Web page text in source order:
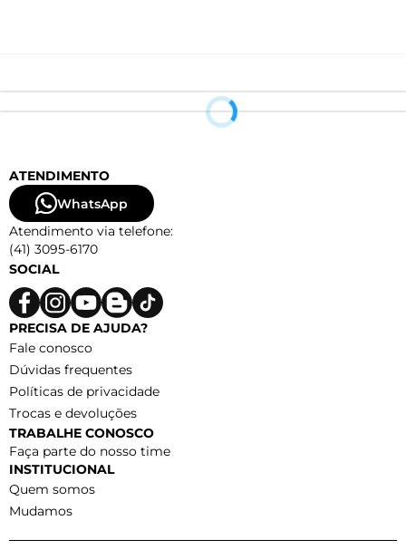
ATENDIMENTO
WhatsApp
Atendimento via telefone:
(41) 3095-6170
SOCIAL
PRECISA DE AJUDA?
Fale conosco
Dúvidas frequentes
Políticas de privacidade
Trocas e devoluções
TRABALHE CONOSCO
Faça parte do nosso time
INSTITUCIONAL
Quem somos
Mudamos